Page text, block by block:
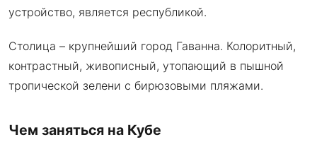
устройство, является республикой.
Столица – крупнейший город Гаванна. Колоритный,
контрастный, живописный, утопающий в пышной
тропической зелени с бирюзовыми пляжами.
Чем заняться на Кубе